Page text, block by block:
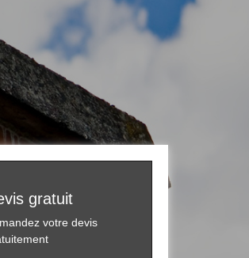
gratuit
votre devis